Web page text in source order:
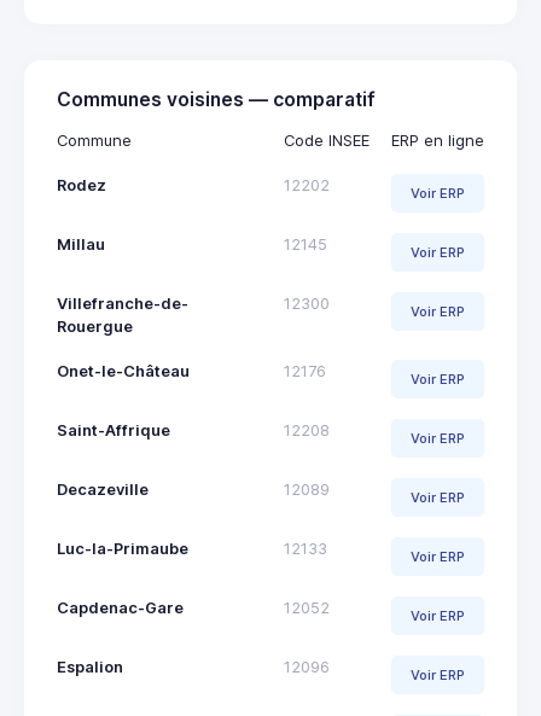
Communes voisines — comparatif
Commune Code INSEE ERP en ligne
Rodez 12202 Voir ERP
Millau 12145 Voir ERP
Villefranche-de-
Rouergue
12300 Voir ERP
Onet-le-Château 12176 Voir ERP
Saint-Affrique 12208 Voir ERP
Decazeville 12089 Voir ERP
Luc-la-Primaube 12133 Voir ERP
Capdenac-Gare 12052 Voir ERP
Espalion 12096 Voir ERP